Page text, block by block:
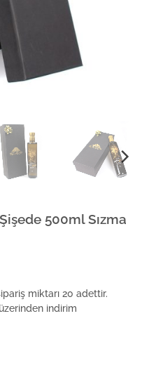
500ml Sızma
miktarı 20 adettir.
indirim
Zeytinyağı adet